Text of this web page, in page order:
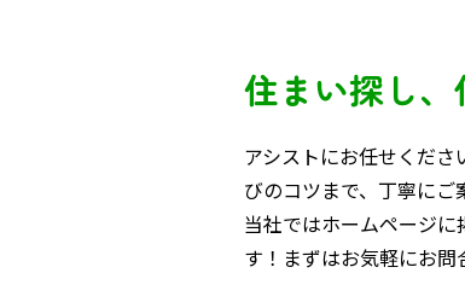
住まい探し、
アシストにお任せくだ
びのコツまで、丁寧にご
当社ではホームページ
す！まずはお気軽にお問